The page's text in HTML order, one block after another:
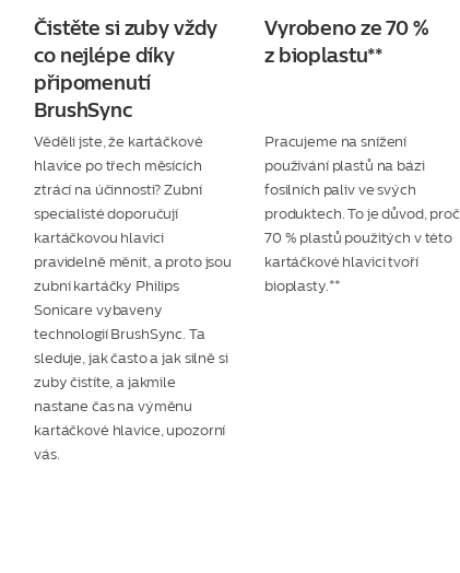
Čistěte si zuby vždy
co nejlépe díky
připomenutí
BrushSync
Věděli jste, že kartáčkové
hlavice po třech měsících
ztrácí na účinnosti? Zubní
specialisté doporučují
kartáčkovou hlavici
pravidelně měnit, a proto jsou
zubní kartáčky Philips
Sonicare vybaveny
technologií BrushSync. Ta
sleduje, jak často a jak silně si
zuby čistíte, a jakmile
nastane čas na výměnu
kartáčkové hlavice, upozorní
vás.
Vyrobeno ze 70 %
z bioplastu**
Pracujeme na snížení
používání plastů na bázi
fosilních paliv ve svých
produktech. To je důvod, proč
70 % plastů použitých v této
kartáčkové hlavici tvoří
bioplasty.**